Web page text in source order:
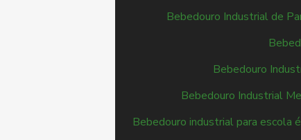
Bebedouro Industrial de
Bebedouro
Bebedouro Industrial
Bebedouro industrial para escola